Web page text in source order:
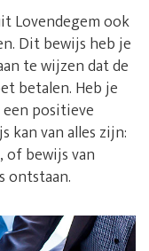
Lovendegem ook
Dit bewijs heb je
te wijzen dat de
betalen. Heb je
positieve
kan van alles zijn:
of bewijs van
ontstaan.